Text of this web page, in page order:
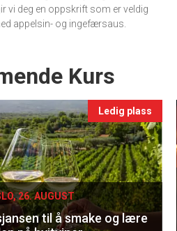
vi deg en oppskrift som er veldig
appelsin- og ingefærsaus.
Kurs
Ledig plass
26. AUGUST
til å smake og lære